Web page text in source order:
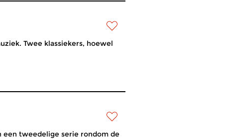
Twee klassiekers, hoewel
een tweedelige serie rondom de